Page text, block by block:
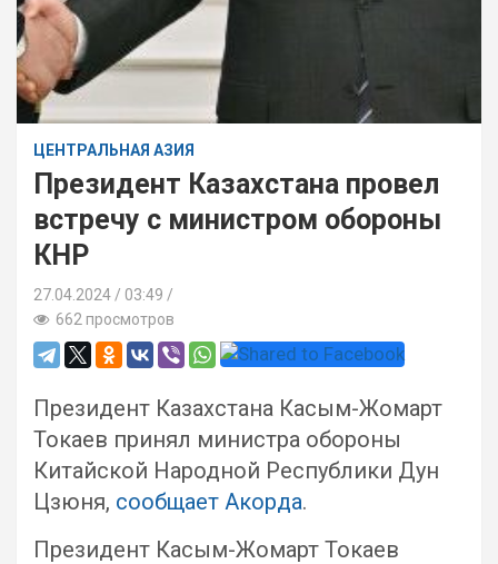
ЦЕНТРАЛЬНАЯ АЗИЯ
Президент Казахстана провел
встречу с министром обороны
КНР
27.04.2024
03:49 /
662 просмотров
Президент Казахстана Касым-Жомарт
Токаев принял министра обороны
Китайской Народной Республики Дун
Цзюня, сообщает Акорда.
Президент Касым-Жомарт Токаев